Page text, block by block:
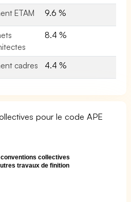
ETAM 9.6 %
8.4 %
cadres 4.4 %
pour le code APE
collectives
travaux de finition